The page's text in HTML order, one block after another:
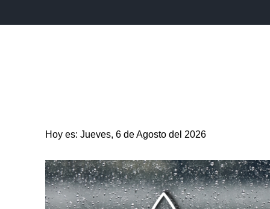
ENTRETENIMIENTO SALUD DEPORTES
Hoy es: Jueves, 6 de Agosto del 2026